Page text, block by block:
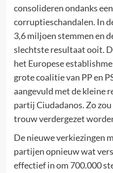
consolideren ondanks
corruptieschandalen. In
3,6 miljoen stemmen en
slechtste resultaat ooit.
het Europese
grote coalitie van PP en
aangevuld met de kleine
partij Ciudadanos. Zo
trouw verdergezet
De nieuwe verkiezingen
partijen opnieuw wat
effectief in om 700.000